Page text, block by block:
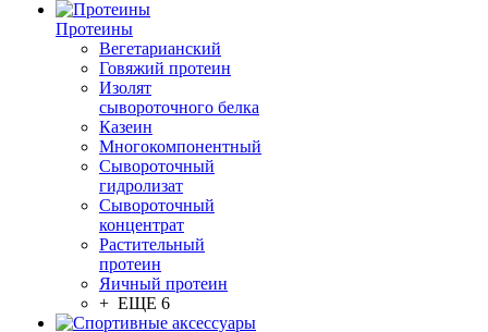
Протеины
Вегетарианский
Говяжий протеин
Изолят
сывороточного белка
Казеин
Многокомпонентный
Сывороточный
гидролизат
Сывороточный
концентрат
Растительный
протеин
Яичный протеин
+ ЕЩЕ 6